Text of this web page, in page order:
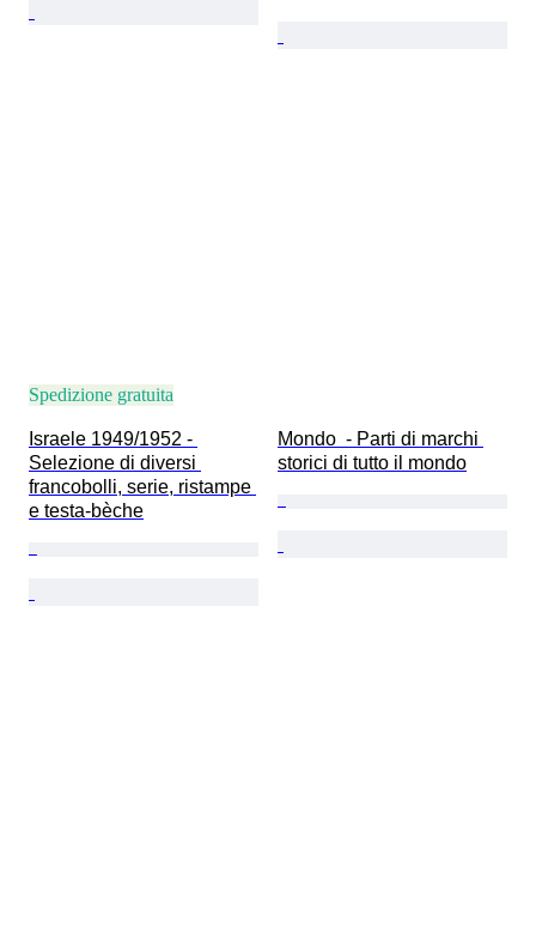
Spedizione gratuita
Israele 1949/1952 -
Selezione di diversi
francobolli, serie, ristampe
e testa-bèche
Mondo  - Parti di marchi
storici di tutto il mondo